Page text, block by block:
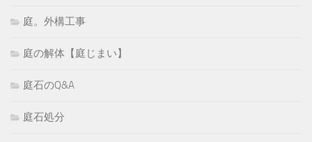
庭。外構工事
庭の解体【庭じまい】
庭石のQ&A
庭石処分